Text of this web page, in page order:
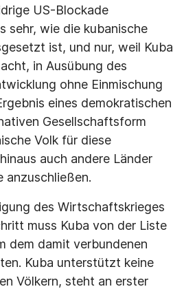
US-Blockade
sehr, wie die kubanische
ist, und nur, weil Kuba
in Ausübung des
ohne Einmischung
eines demokratischen
Gesellschaftsform
Volk für diese
auch andere Länder
anzuschließen.
des Wirtschaftskrieges
muss Kuba von der Liste
dem damit verbundenen
Kuba unterstützt keine
Völkern, steht an erster